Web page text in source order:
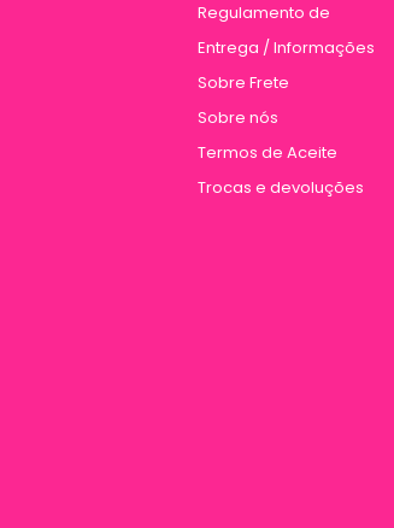
Regulamento de
Entrega / Informações
Sobre Frete
Sobre nós
Termos de Aceite
Trocas e devoluções